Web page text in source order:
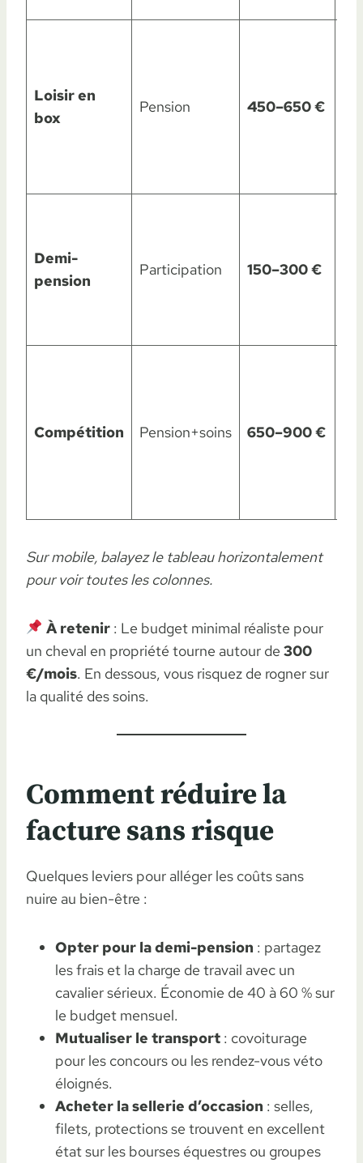
Loisir en
box
Pension 450–650 €
Demi-
pension
Participation 150–300 €
Compétition Pension+soins 650–900 €
Sur mobile, balayez le tableau horizontalement
pour voir toutes les colonnes.
À retenir: Le budget minimal réaliste pour
un cheval en propriété tourne autour de 300
€/mois. En dessous, vous risquez de rogner sur
la qualité des soins.
Comment réduire la
facture sans risque
Quelques leviers pour alléger les coûts sans
nuire au bien-être :
Opter pour la demi-pension : partagez
les frais et la charge de travail avec un
cavalier sérieux. Économie de 40 à 60 % sur
le budget mensuel.
Mutualiser le transport : covoiturage
pour les concours ou les rendez-vous véto
éloignés.
Acheter la sellerie d’occasion : selles,
filets, protections se trouvent en excellent
état sur les bourses équestres ou groupes